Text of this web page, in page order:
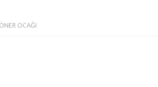
OCAĞI